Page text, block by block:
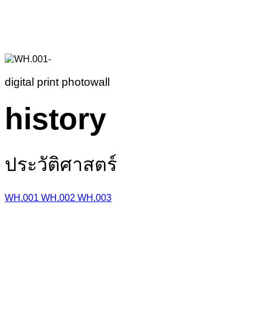
digital print photowall
history
ประวัติศาสตร์
WH.001 WH.002 WH.003